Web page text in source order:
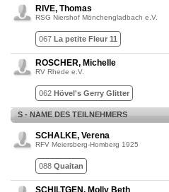
RIVE, Thomas
RSG Niershof Mönchengladbach e.V.
067 La petite Fleur 11
ROSCHER, Michelle
RV Rhede e.V.
062 Hövel's Gerry Glitter
S - NAME DES TEILNEHMERS
SCHALKE, Verena
RFV Meiersberg-Homberg 1925
088 Quaitan
SCHILTGEN, Molly Beth